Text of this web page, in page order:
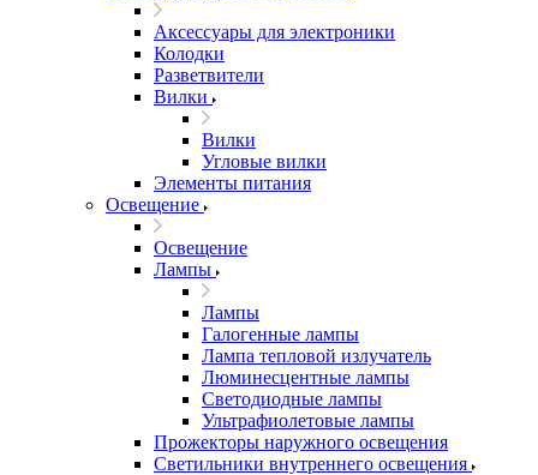
Аксессуары для электроники
Колодки
Разветвители
Вилки
Вилки
Угловые вилки
Элементы питания
Освещение
Освещение
Лампы
Лампы
Галогенные лампы
Лампа тепловой излучатель
Люминесцентные лампы
Светодиодные лампы
Ультрафиолетовые лампы
Прожекторы наружного освещения
Светильники внутреннего освещения